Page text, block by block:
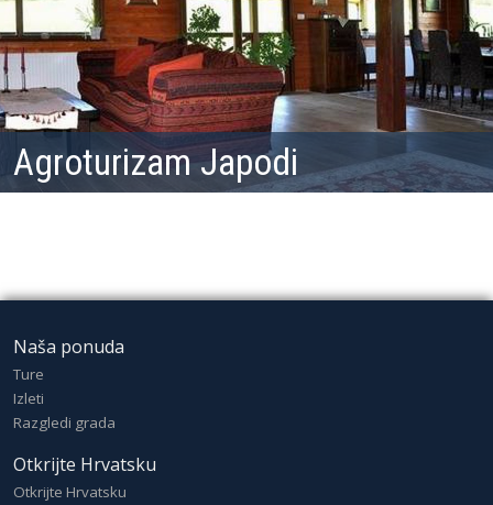
Agroturizam Japodi
Naša ponuda
Ture
Izleti
Razgledi grada
Otkrijte Hrvatsku
Otkrijte Hrvatsku